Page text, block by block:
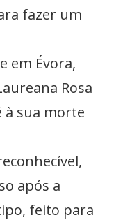
fazer um
em Évora,
Rosa
à sua morte
após a
feito para